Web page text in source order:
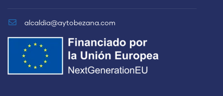
alcaldia@aytobezana.com